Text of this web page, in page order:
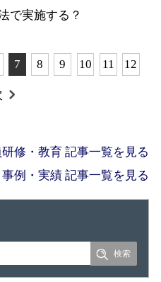
で実施する？
7 8 9 10 11 12
修・教育 記事一覧を見る
事例・実績 記事一覧を見る